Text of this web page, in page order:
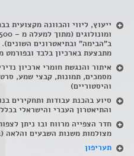
ייעוץ, ליווי והכוונה מקצועית
ב"הבימה" ובתיאטרונים
מתבצעת בארכיון בלבד ובפורמט
איתור והנגשת חומרי ארכיון
מסמכים, תמונות, קבצי שמע,
והיסטוריים)
סיוע בהכנת עבודות ותחקירים
והתיאטרון העברי והישראלי בכלל
מצולמות משנות השבעים והלאה
תעריפון